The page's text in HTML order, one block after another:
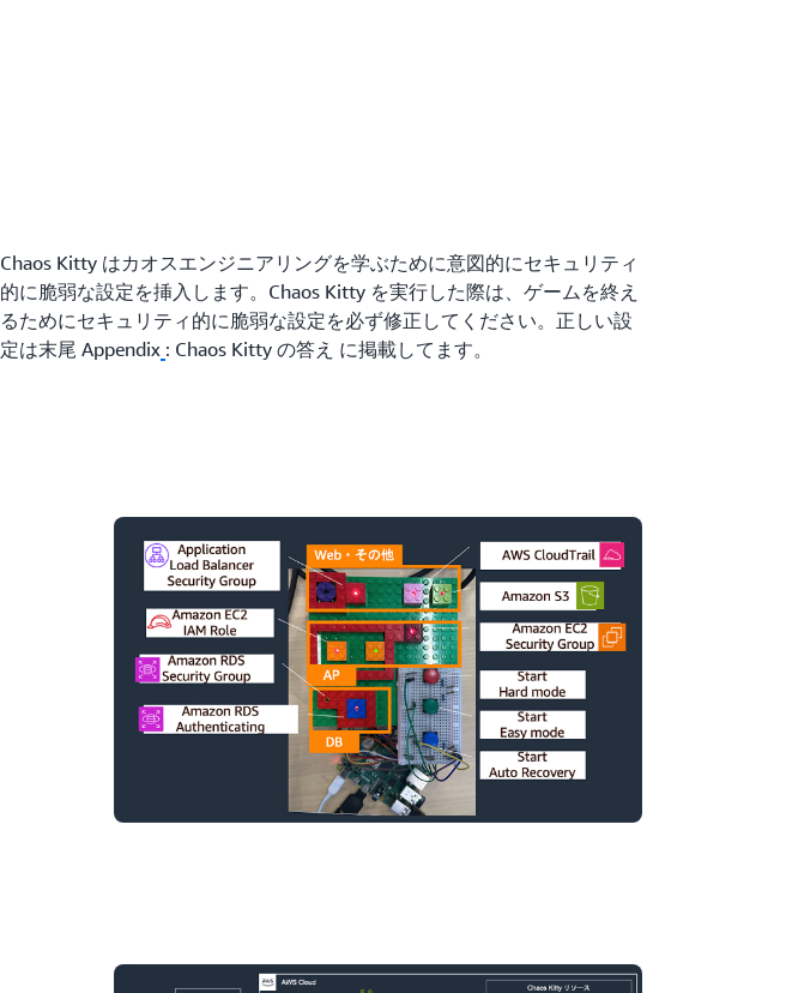
Chaos Kitty はカオスエンジニアリングを学ぶために意図的にセキュリティ
的に脆弱な設定を挿入します。Chaos Kitty を実行した際は、ゲームを終え
るためにセキュリティ的に脆弱な設定を必ず修正してください。正しい設
定は末尾 Appendix : Chaos Kitty の答え に掲載してます。